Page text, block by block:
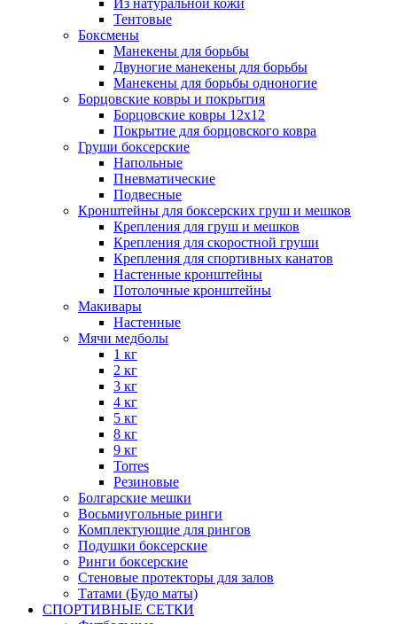
Из натуральной кожи
Тентовые
Боксмены
Манекены для борьбы
Двуногие манекены для борьбы
Манекены для борьбы одноногие
Борцовские ковры и покрытия
Борцовские ковры 12х12
Покрытие для борцовского ковра
Груши боксерские
Напольные
Пневматические
Подвесные
Кронштейны для боксерских груш и мешков
Крепления для груш и мешков
Крепления для скоростной груши
Крепления для спортивных канатов
Настенные кронштейны
Потолочные кронштейны
Макивары
Настенные
Мячи медболы
1 кг
2 кг
3 кг
4 кг
5 кг
8 кг
9 кг
Torres
Резиновые
Болгарские мешки
Восьмиугольные ринги
Комплектующие для рингов
Подушки боксерские
Ринги боксерские
Стеновые протекторы для залов
Татами (Будо маты)
СПОРТИВНЫЕ СЕТКИ